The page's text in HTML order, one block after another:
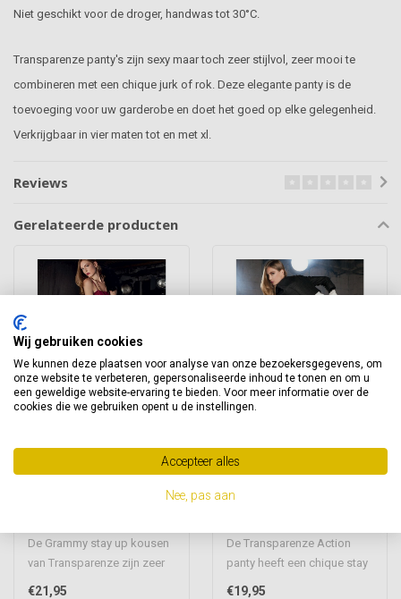
Niet geschikt voor de droger, handwas tot 30°C.
Transparenze panty's zijn sexy maar toch zeer stijlvol, zeer mooi te
combineren met een chique jurk of rok. Deze elegante panty is de
toevoeging voor uw garderobe en doet het goed op elke gelegenheid.
Verkrijgbaar in vier maten tot en met xl.
Reviews
Gerelateerde producten
TRASPARENZE
De Grammy stay up kousen
van Transparenze zijn zeer
€21,95
TRASPARENZE
Transparenze Action
De Transparenze Action
panty heeft een chique stay
€19,95
Wij gebruiken cookies
We kunnen deze plaatsen voor analyse van onze bezoekersgegevens, om
onze website te verbeteren, gepersonaliseerde inhoud te tonen en om u
een geweldige website-ervaring te bieden. Voor meer informatie over de
cookies die we gebruiken opent u de instellingen.
Accepteer alles
Nee, pas aan